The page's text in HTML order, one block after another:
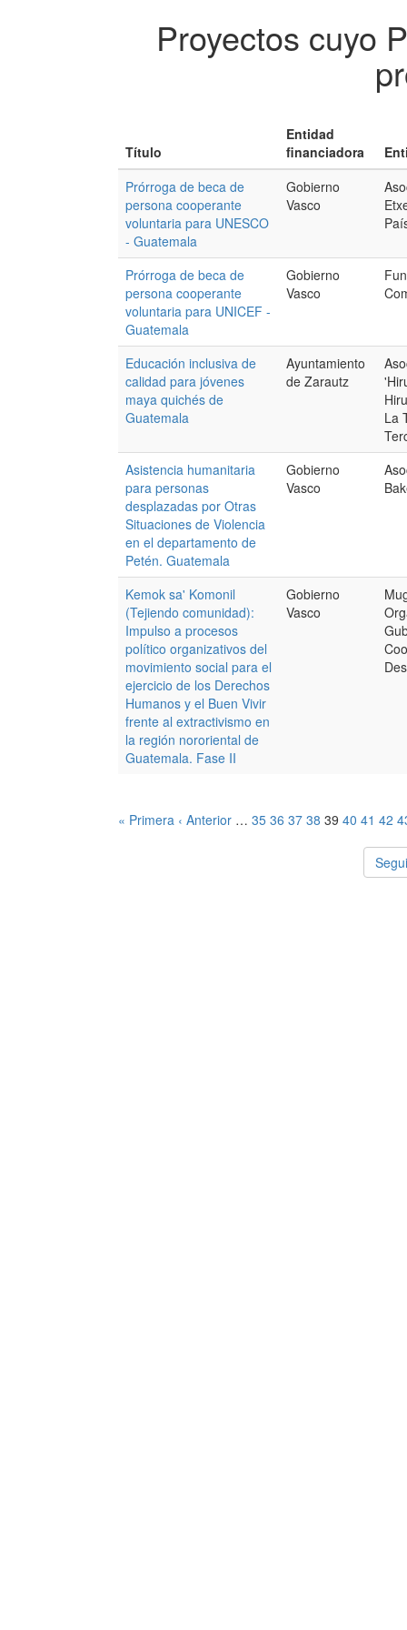
Proyectos cuyo
Título
Entidad
financiadora
Prórroga de beca de
persona cooperante
voluntaria para UNESCO
- Guatemala
Gobierno
Vasco
Prórroga de beca de
persona cooperante
voluntaria para UNICEF -
Guatemala
Gobierno
Vasco
Educación inclusiva de
calidad para jóvenes
maya quichés de
Guatemala
Ayuntamiento
de Zarautz
La
Asistencia humanitaria
para personas
desplazadas por Otras
Situaciones de Violencia
en el departamento de
Petén. Guatemala
Gobierno
Vasco
Kemok sa' Komonil
(Tejiendo comunidad):
Impulso a procesos
político organizativos del
movimiento social para el
ejercicio de los Derechos
Humanos y el Buen Vivir
frente al extractivismo en
la región nororiental de
Guatemala. Fase II
Gobierno
Vasco
« Primera ‹ Anterior … 35 36 37 38 39 40 41 42